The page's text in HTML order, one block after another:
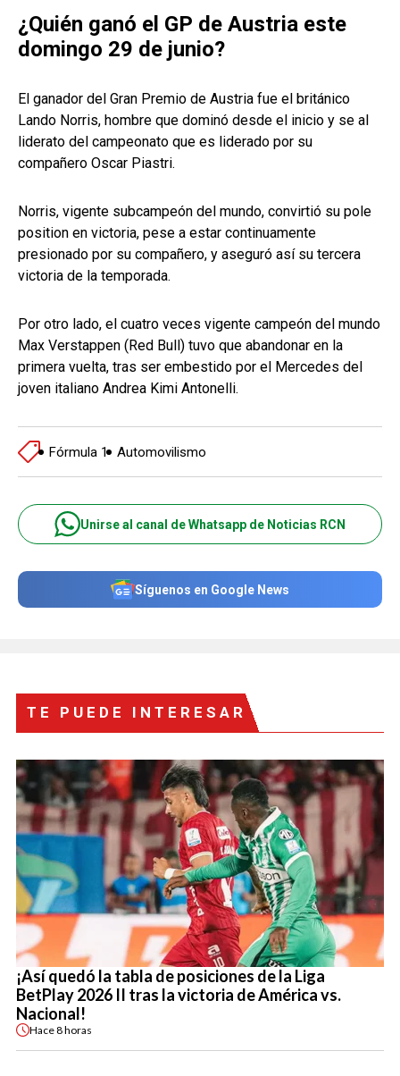
¿Quién ganó el GP de Austria este
domingo 29 de junio?
El ganador del Gran Premio de Austria fue el británico
Lando Norris, hombre que dominó desde el inicio y se al
liderato del campeonato que es liderado por su
compañero Oscar Piastri.
Norris, vigente subcampeón del mundo, convirtió su pole
position en victoria, pese a estar continuamente
presionado por su compañero, y aseguró así su tercera
victoria de la temporada.
Por otro lado, el cuatro veces vigente campeón del mundo
Max Verstappen (Red Bull) tuvo que abandonar en la
primera vuelta, tras ser embestido por el Mercedes del
joven italiano Andrea Kimi Antonelli.
Fórmula 1 Automovilismo
Unirse al canal de Whatsapp de Noticias RCN
Síguenos en Google News
TE PUEDE INTERESAR
¡Así quedó la tabla de posiciones de la Liga
BetPlay 2026 II tras la victoria de América vs.
Nacional!
Hace8 horas